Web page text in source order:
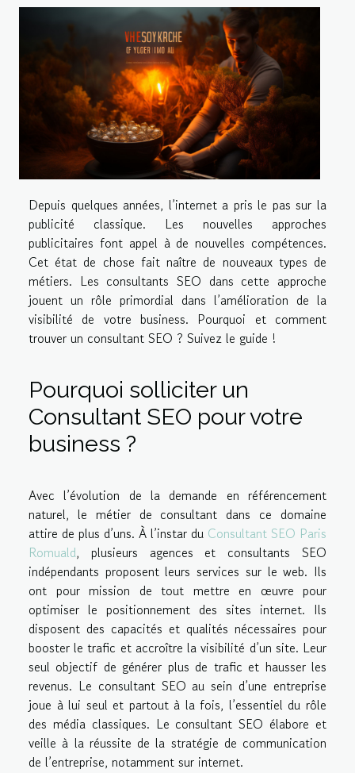
Depuis quelques années, l’internet a pris le pas sur la
publicité classique. Les nouvelles approches
publicitaires font appel à de nouvelles compétences.
Cet état de chose fait naître de nouveaux types de
métiers. Les consultants SEO dans cette approche
jouent un rôle primordial dans l’amélioration de la
visibilité de votre business. Pourquoi et comment
trouver un consultant SEO ? Suivez le guide !
Pourquoi solliciter un
Consultant SEO pour votre
business ?
Avec l’évolution de la demande en référencement
naturel, le métier de consultant dans ce domaine
attire de plus d’uns. À l’instar du Consultant SEO Paris
Romuald, plusieurs agences et consultants SEO
indépendants proposent leurs services sur le web. Ils
ont pour mission de tout mettre en œuvre pour
optimiser le positionnement des sites internet. Ils
disposent des capacités et qualités nécessaires pour
booster le trafic et accroître la visibilité d’un site. Leur
seul objectif de générer plus de trafic et hausser les
revenus. Le consultant SEO au sein d’une entreprise
joue à lui seul et partout à la fois, l’essentiel du rôle
des média classiques. Le consultant SEO élabore et
veille à la réussite de la stratégie de communication
de l’entreprise, notamment sur internet.